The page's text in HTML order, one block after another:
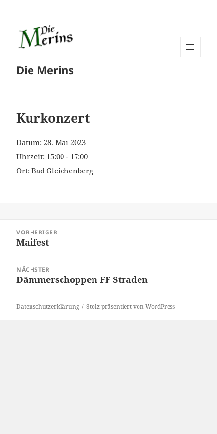
Die Merins
Kurkonzert
Datum:28. Mai 2023
Uhrzeit: 15:00 - 17:00
Ort:Bad Gleichenberg
VORHERIGER
Vorheriger
Maifest
NÄCHSTER
Nächster
Dämmerschoppen FF Straden
Datenschutzerklärung Stolz präsentiert von WordPress